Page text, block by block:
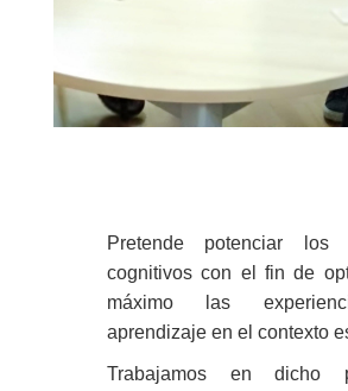
Pretende potenciar los
cognitivos con el fin de
máximo las
aprendizaje en el contexto
Trabajamos en dicho